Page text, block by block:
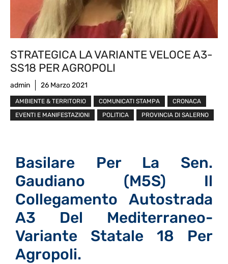
STRATEGICA LA VARIANTE VELOCE A3-
SS18 PER AGROPOLI
admin 26 Marzo 2021
AMBIENTE & TERRITORIO COMUNICATI STAMPA
CRONACA
EVENTI E MANIFESTAZIONI
POLITICA PROVINCIA DI SALERNO
Basilare Per La Sen.
Gaudiano (M5S) Il
Collegamento Autostrada
A3 Del Mediterraneo-
Variante Statale 18 Per
Agropoli.